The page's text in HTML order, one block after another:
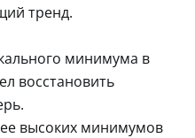
тренд.
минимума в
восстановить
высоких минимумов